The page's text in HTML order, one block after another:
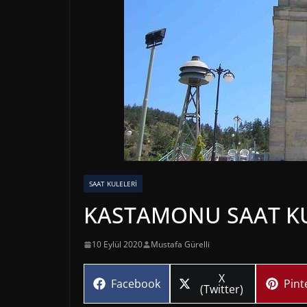
SAAT KULELERI
KASTAMONU SAAT
10 Eylül 2020 Mustafa Gürelli
Share
Facebook Share
on
X
(Twitter)